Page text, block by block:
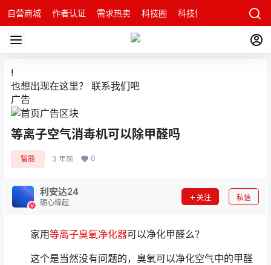
自营商城 作者认证 需求热卖 科技圈 科技快讯 智能科技问
!
也想出现在这里？ 联系我们吧
广告
等离子空气消毒机可以除甲醛吗
智能 3 年前 0
利安达24
砺心缘起
关注 私信
家用等离子臭氧净化器可以净化甲醛么？
这个是当然没有问题的，臭氧可以净化空气中的甲醛